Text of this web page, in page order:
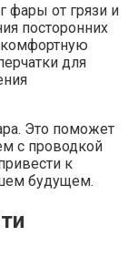
фары от грязи и
посторонних
комфортную
для
Это поможет
с проводкой
к
будущем.